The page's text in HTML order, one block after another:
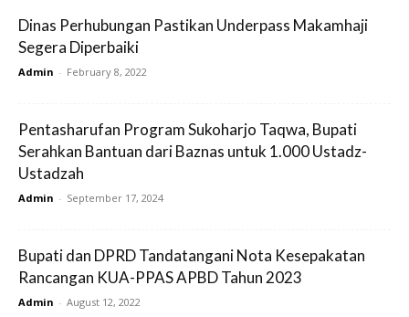
Dinas Perhubungan Pastikan Underpass Makamhaji
Segera Diperbaiki
Admin - February 8, 2022
Pentasharufan Program Sukoharjo Taqwa, Bupati
Serahkan Bantuan dari Baznas untuk 1.000 Ustadz-
Ustadzah
Admin - September 17, 2024
Bupati dan DPRD Tandatangani Nota Kesepakatan
Rancangan KUA-PPAS APBD Tahun 2023
Admin - August 12, 2022